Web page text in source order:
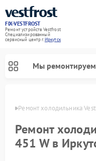
FIX-VESTFROST
Ремонт устройств Vestfrost
Специализированный
cервисный центр г.Иркутск
Мы ремонтируем
Ремонт холодильника
Ремонт
451 W в